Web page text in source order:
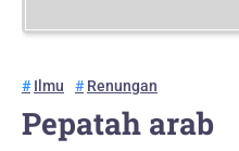
Ilmu Renungan
Pepatah arab